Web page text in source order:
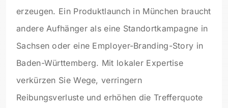
erzeugen. Ein Produktlaunch in München braucht
andere Aufhänger als eine Standortkampagne in
Sachsen oder eine Employer-Branding-Story in
Baden-Württemberg. Mit lokaler Expertise
verkürzen Sie Wege, verringern
Reibungsverluste und erhöhen die Trefferquote